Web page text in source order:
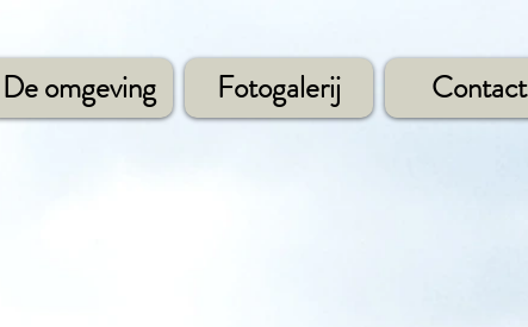
De omgeving Fotogalerij Contact